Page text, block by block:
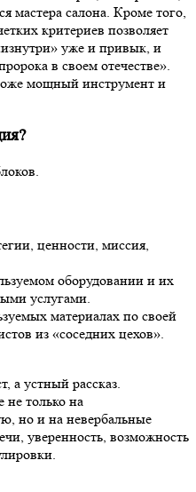
салона. Кроме того,
критериев позволяет
уже и привык, и
в своем отечестве».
мощный инструмент и
ценности, миссия,
оборудовании и их
услугами.
материалах по своей
из «соседних цехов».
а устный рассказ.
только на
но и на невербальные
уверенность, возможность